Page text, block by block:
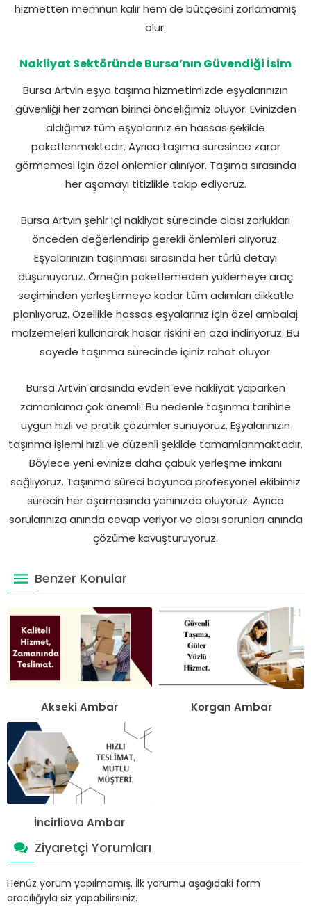
hizmetten memnun kalır hem de bütçesini zorlamamış
olur.
Nakliyat Sektöründe Bursa’nın Güvendiği İsim
Bursa Artvin eşya taşıma hizmetimizde eşyalarınızın
güvenliği her zaman birinci önceliğimiz oluyor. Evinizden
aldığımız tüm eşyalarınız en hassas şekilde
paketlenmektedir. Ayrıca taşıma süresince zarar
görmemesi için özel önlemler alınıyor. Taşıma sırasında
her aşamayı titizlikle takip ediyoruz.
Bursa Artvin şehir içi nakliyat sürecinde olası zorlukları
önceden değerlendirip gerekli önlemleri alıyoruz.
Eşyalarınızın taşınması sırasında her türlü detayı
düşünüyoruz. Örneğin paketlemeden yüklemeye araç
seçiminden yerleştirmeye kadar tüm adımları dikkatle
planlıyoruz. Özellikle hassas eşyalarınız için özel ambalaj
malzemeleri kullanarak hasar riskini en aza indiriyoruz. Bu
sayede taşınma sürecinde içiniz rahat oluyor.
Bursa Artvin arasında evden eve nakliyat yaparken
zamanlama çok önemli. Bu nedenle taşınma tarihine
uygun hızlı ve pratik çözümler sunuyoruz. Eşyalarınızın
taşınma işlemi hızlı ve düzenli şekilde tamamlanmaktadır.
Böylece yeni evinize daha çabuk yerleşme imkanı
sağlıyoruz. Taşınma süreci boyunca profesyonel ekibimiz
sürecin her aşamasında yanınızda oluyoruz. Ayrıca
sorularınıza anında cevap veriyor ve olası sorunları anında
çözüme kavuşturuyoruz.
Benzer Konular
Akseki Ambar Korgan Ambar
İncirliova Ambar
Ziyaretçi Yorumları
Henüz yorum yapılmamış. İlk yorumu aşağıdaki form
aracılığıyla siz yapabilirsiniz.